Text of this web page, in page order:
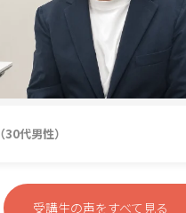
（30代男性）
受講生の声をすべて見る